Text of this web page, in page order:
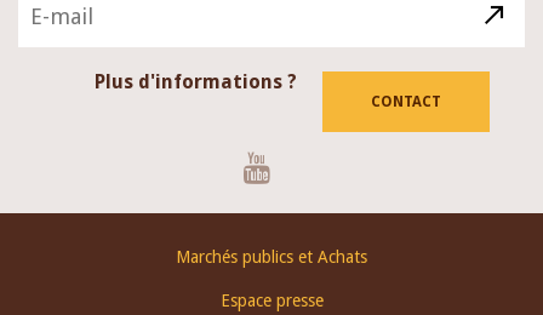
Plus d'informations ?
CONTACT
Marchés publics et Achats
Espace presse